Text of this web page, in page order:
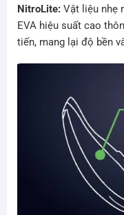
NitroLite:Vật liệu nhẹ
EVA hiệu suất cao
tiến, mang lại độ bền